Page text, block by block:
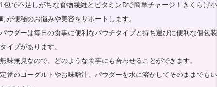
1包で不足しがちな食物繊維とビタミンDで簡単チャージ！きくらげ小
町が便秘のお悩みや美容をサポートします。
パウダーは毎日の食事に便利なパウチタイプと持ち運びに便利な個包装
タイプがあります。
無味無臭なので、どのような食事にも合わせることができます。
定番のヨーグルトやお味噌汁、パウダーを水に溶かしてそのままでもい